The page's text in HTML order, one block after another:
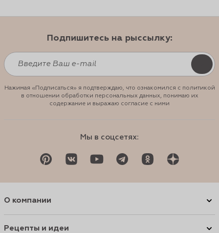
Подпишитесь на рыссылку:
Нажимая «Подписаться» я подтверждаю, что ознакомился с политикой
в отношении обработки персональных данных, понимаю их
содержание и выражаю согласие с ними
Мы в соцсетях:
О компании
Рецепты и идеи